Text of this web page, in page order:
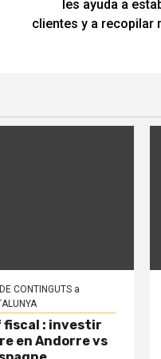
les ayuda a
clientes y a recopilar
CONTINGUTS a
: investir
en Andorre vs